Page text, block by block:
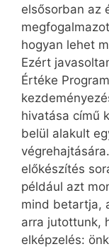
elsősorban az
hogyan lehet
Ezért
Értéke
hivatása című
belül alakult
előkészítés
például azt
mind betartja,
arra jutottunk,
elképzelés: